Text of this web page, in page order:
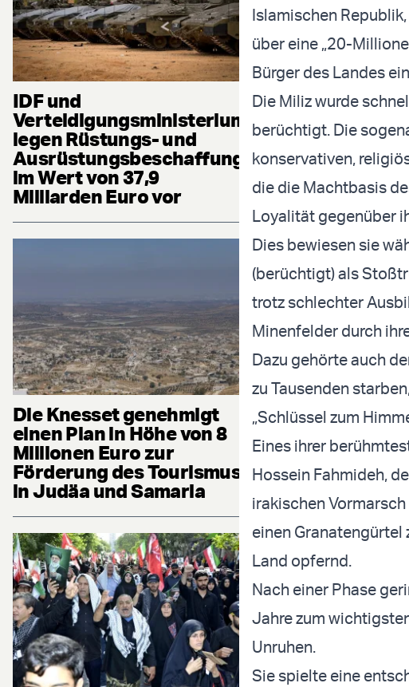
IDF und
Verteidigungsministerium
legen Rüstungs- und
Ausrüstungsbeschaffung
im Wert von 37,9
Milliarden Euro vor
Die Knesset genehmigt
einen Plan in Höhe von 8
Millionen Euro zur
Förderung des Tourismus
in Judäa und Samaria
Islamischen
über eine „20-
Bürger des Landes
Die Miliz wurde
berüchtigt. Die
konservativen,
die die Machtbasis
Loyalität gegenüber
Dies bewiesen sie
(berüchtigt) als
trotz schlechter
Minenfelder durch
Dazu gehörte auch
zu Tausenden
„Schlüssel zum
Eines ihrer
Hossein Fahmideh,
irakischen
einen Granatengürtel
Land opfernd.
Nach einer Phase
Jahre zum
Unruhen.
Sie spielte eine